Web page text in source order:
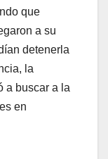
que
a su
detenerla
la
a buscar a la
en